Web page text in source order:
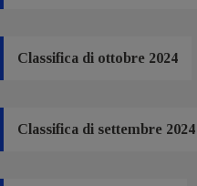
Classifica di ottobre 2024
Classifica di settembre 2024